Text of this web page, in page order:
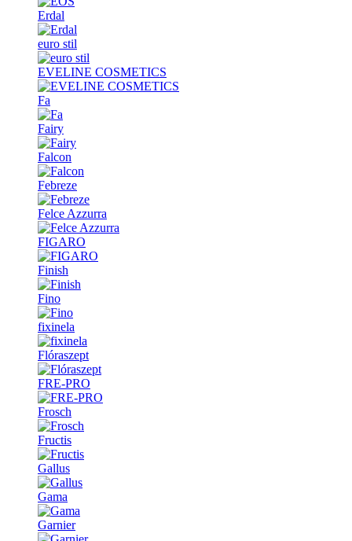
Erdal
euro stil
EVELINE COSMETICS
Fa
Fairy
Falcon
Febreze
Felce Azzurra
FIGARO
Finish
Fino
fixinela
Flóraszept
FRE-PRO
Frosch
Fructis
Gallus
Gama
Garnier